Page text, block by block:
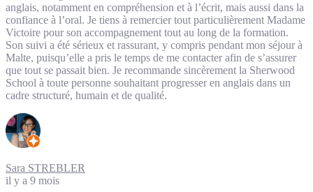
anglais, notamment en compréhension et à l’écrit, mais aussi dans la
confiance à l’oral. Je tiens à remercier tout particulièrement Madame
Victoire pour son accompagnement tout au long de la formation.
Son suivi a été sérieux et rassurant, y compris pendant mon séjour à
Malte, puisqu’elle a pris le temps de me contacter afin de s’assurer
que tout se passait bien. Je recommande sincèrement la Sherwood
School à toute personne souhaitant progresser en anglais dans un
cadre structuré, humain et de qualité.
Sara STREBLER
il y a 9 mois